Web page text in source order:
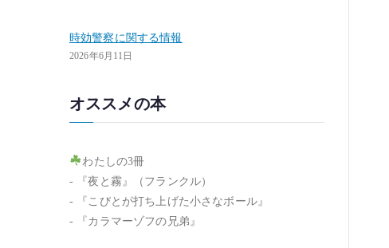
時効警察に関する情報
2026年6月11日
オススメの本
わたしの3冊
- 『夜と霧』（フランクル）
- 『こびとが打ち上げた小さなボール』
- 『カラマーゾフの兄弟』